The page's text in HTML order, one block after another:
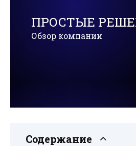
ПРОСТЫЕ
Обзор компании
Содержание